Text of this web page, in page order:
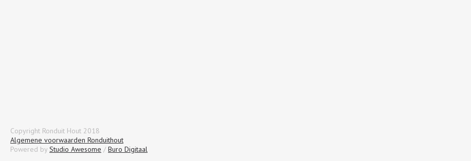
Copyright Ronduit Hout 2018
Algemene voorwaarden Ronduithout
Powered by Studio Awesome / Buro Digitaal